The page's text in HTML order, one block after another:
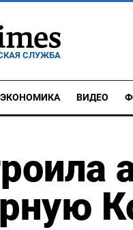
СЛУЖБА
ЭКОНОМИКА ВИДЕО